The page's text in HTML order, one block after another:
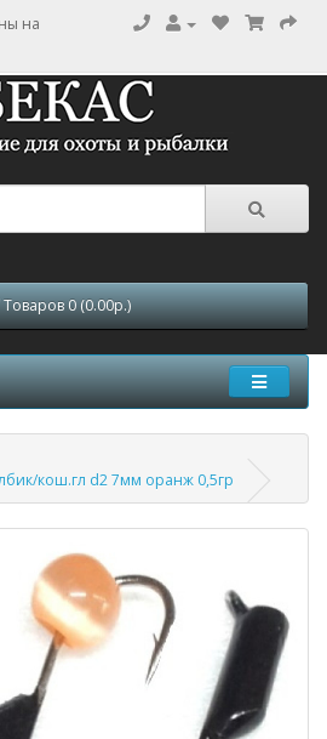
на
Товаров 0 (0.00р.)
кош.гл d2 7мм оранж 0,5гр